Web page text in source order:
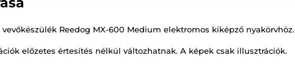
Reedog MX-600 Medium elektromos kiképző nyakörvhöz.
előzetes értesítés nélkül változhatnak. A képek csak illusztrációk.